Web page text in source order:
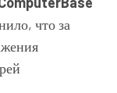
что за